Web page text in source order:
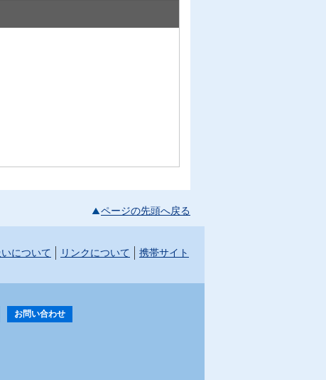
ページの先頭へ戻る
について リンクについて 携帯サイト
お問い合わせ